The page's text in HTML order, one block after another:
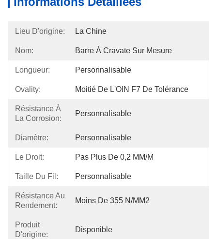
Lieu D'origine: La Chine
Nom: Barre À Cravate Sur Mesure
Longueur: Personnalisable
Ovality: Moitié De L'OIN F7 De Tolérance
Résistance À
La Corrosion:
Personnalisable
Diamètre: Personnalisable
Le Droit: Pas Plus De 0,2 MM/M
Taille Du Fil: Personnalisable
Résistance Au
Rendement:
Moins De 355 N/MM2
Produit
D'origine:
Disponible